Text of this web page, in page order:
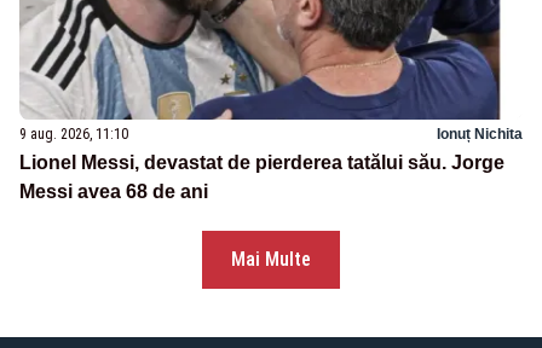
9 aug. 2026, 11:10 Ionuț Nichita
Lionel Messi, devastat de pierderea tatălui său. Jorge
Messi avea 68 de ani
Mai Multe